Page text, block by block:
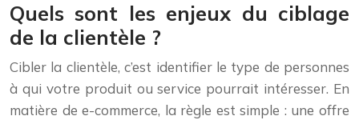
Quels sont les enjeux du ciblage
de la clientèle ?
Cibler la clientèle, c’est identifier le type de personnes
à qui votre produit ou service pourrait intéresser. En
matière de e-commerce, la règle est simple : une offre